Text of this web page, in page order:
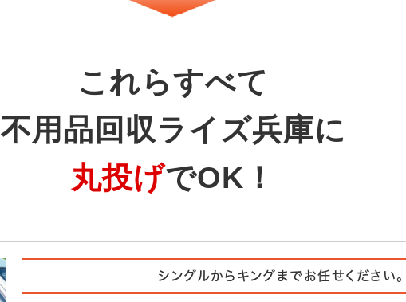
これらすべて
不用品回収ライズ兵庫に
丸投げでOK！
シングルからキングまでお任せください。